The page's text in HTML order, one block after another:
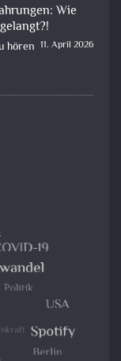
Wie
11. April 2026
hören